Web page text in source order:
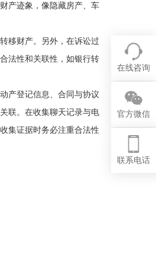
产迹象，像隐藏房产、车
移财产。另外，在诉讼过
法性和关联性，如银行转
产登记信息、合同与协议
联。在收集聊天记录与电
集证据时务必注重合法性
在线咨询
官方微信
联系电话